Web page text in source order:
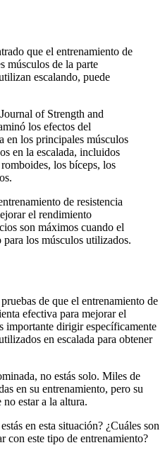
que el entrenamiento de
músculos de la parte
escalando, puede
of Strength and
los efectos del
en los principales músculos
en la escalada, incluidos
los bíceps, los
de resistencia
el rendimiento
son máximos cuando el
los músculos utilizados.
de que el entrenamiento de
efectiva para mejorar el
importante dirigir específicamente
en escalada para obtener
no estás solo. Miles de
en su entrenamiento, pero su
estar a la altura.
en esta situación? ¿Cuáles son
con este tipo de entrenamiento?